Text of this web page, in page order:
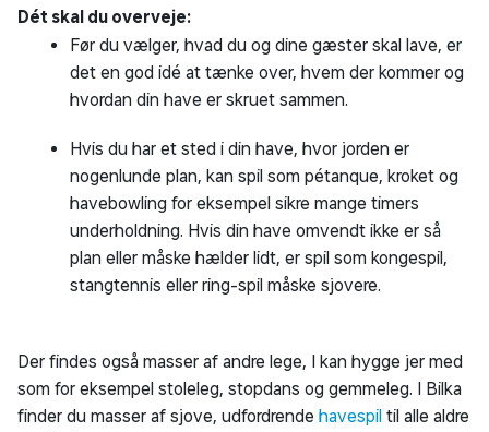
Dét skal du overveje:
Før du vælger, hvad du og dine gæster skal lave, er
det en god idé at tænke over, hvem der kommer og
hvordan din have er skruet sammen.
Hvis du har et sted i din have, hvor jorden er
nogenlunde plan, kan spil som pétanque, kroket og
havebowling for eksempel sikre mange timers
underholdning. Hvis din have omvendt ikke er så
plan eller måske hælder lidt, er spil som kongespil,
stangtennis eller ring-spil måske sjovere.
Der findes også masser af andre lege, I kan hygge jer med
som for eksempel stoleleg, stopdans og gemmeleg. I Bilka
finder du masser af sjove, udfordrende havespil til alle aldre